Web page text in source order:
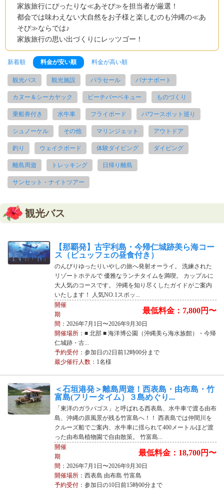
家族旅行にぴったりな≪あそび≫を担当者が厳選！
都会では味わえない大自然をお子様と楽しむのも沖縄の≪あ
そび≫ならでは♪
家族旅行の思い出づくりにレッツゴー！
新着順 料金が安い順 料金が高い順
観光バス 観光施設 パラセール バナナボート
カヌー＆シーカヤック ビーチバーベキュー ものづくり
乗船券付き 水牛車 フライボード パワースポット巡り
シュノーケル その他 マリンジェット アウトドア
釣り ウェイクボード 体験ダイビング ダイビング
離島周遊 トレッキング 日帰り離島
サンセット・ナイトツアー
観光バス
【那覇発】古宇利島・今帰仁城跡美ら海コー
ス（ビュッフェの昼食付き）
のんびりゆったりいやしの旅へ発射オーライ。 洗練された
リゾートホテルで 優雅なランチタイムを満喫。 カップルに
大人気のコースです。 沖縄を知り尽くしたガイドがご案内
いたします！ 人気NO.1スポッ...
最低料金：7,800円〜
開催
期
間 ：2026年7月1日〜2026年9月30日
開催場所：■ 北部 ■ 海洋博公園（沖縄美ら海水族館）・今帰
仁城跡・古...
予約受付：参加日の2日前12時00分まで
最少催行人数：1名様
＜石垣港発＞離島周遊！西表島・由布島・竹
富島(フリータイム）３島めぐり...
「東洋のガラパゴス」と呼ばれる西表島、水牛車で渡る由布
島、沖縄の原風景が残る竹富島へ！！ 西表島では仲間川を
クルーズ船でご案内、水牛車に揺られて400メートルほど渡
った由布島植物園で自由散策。 竹富島...
最低料金：18,700円〜
開催
期
間 ：2026年7月1日〜2026年9月30日
開催場所：西表島 由布島 竹富島
予約受付：参加日の10日前15時00分まで